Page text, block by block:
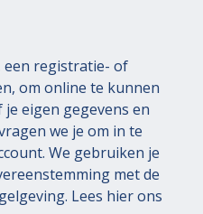
een registratie- of
om online te kunnen
eigen gegevens en
we je om in te
We gebruiken je
met de
Lees hier ons